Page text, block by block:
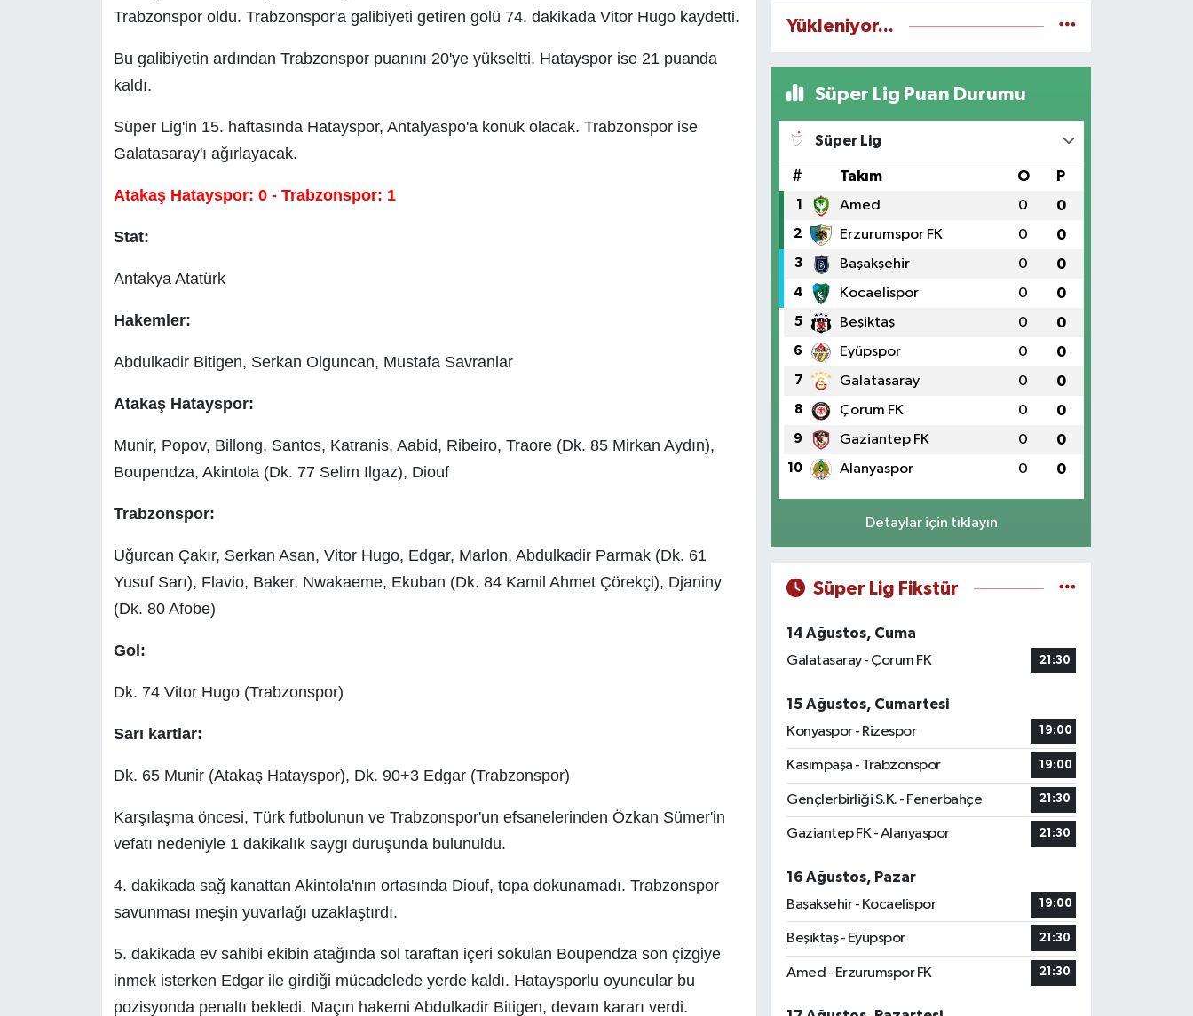
Trabzonspor oldu. Trabzonspor'a galibiyeti getiren golü 74. dakikada Vitor Hugo kaydetti.
Bu galibiyetin ardından Trabzonspor puanını 20'ye yükseltti. Hatayspor ise 21 puanda
kaldı.
Süper Lig'in 15. haftasında Hatayspor, Antalyaspo'a konuk olacak. Trabzonspor ise
Galatasaray'ı ağırlayacak.
Atakaş Hatayspor: 0 - Trabzonspor: 1
Stat:
Antakya Atatürk
Hakemler:
Abdulkadir Bitigen, Serkan Olguncan, Mustafa Savranlar
Atakaş Hatayspor:
Munir, Popov, Billong, Santos, Katranis, Aabid, Ribeiro, Traore (Dk. 85 Mirkan Aydın),
Boupendza, Akintola (Dk. 77 Selim Ilgaz), Diouf
Trabzonspor:
Uğurcan Çakır, Serkan Asan, Vitor Hugo, Edgar, Marlon, Abdulkadir Parmak (Dk. 61
Yusuf Sarı), Flavio, Baker, Nwakaeme, Ekuban (Dk. 84 Kamil Ahmet Çörekçi), Djaniny
(Dk. 80 Afobe)
Gol:
Dk. 74 Vitor Hugo (Trabzonspor)
Sarı kartlar:
Dk. 65 Munir (Atakaş Hatayspor), Dk. 90+3 Edgar (Trabzonspor)
Karşılaşma öncesi, Türk futbolunun ve Trabzonspor'un efsanelerinden Özkan Sümer'in
vefatı nedeniyle 1 dakikalık saygı duruşunda bulunuldu.
4. dakikada sağ kanattan Akintola'nın ortasında Diouf, topa dokunamadı. Trabzonspor
savunması meşin yuvarlağı uzaklaştırdı.
5. dakikada ev sahibi ekibin atağında sol taraftan içeri sokulan Boupendza son çizgiye
inmek isterken Edgar ile girdiği mücadelede yerde kaldı. Hataysporlu oyuncular bu
pozisyonda penaltı bekledi. Maçın hakemi Abdulkadir Bitigen, devam kararı verdi.
Yükleniyor...
Süper Lig Puan Durumu
Süper Lig
# Takım O P
1 Amed 0 0
2 Erzurumspor FK 0 0
3 Başakşehir 0 0
4 Kocaelispor 0 0
5 Beşiktaş 0 0
6 Eyüpspor 0 0
7 Galatasaray 0 0
8 Çorum FK 0 0
9 Gaziantep FK 0 0
10 Alanyaspor 0 0
Detaylar için tıklayın
Süper Lig Fikstür
14 Ağustos, Cuma
Galatasaray - Çorum FK
21:30
15 Ağustos, Cumartesi
Konyaspor - Rizespor
19:00
Kasımpaşa - Trabzonspor 19:00
Gençlerbirliği S.K. - Fenerbahçe 21:30
Gaziantep FK - Alanyaspor 21:30
16 Ağustos, Pazar
Başakşehir - Kocaelispor
19:00
Beşiktaş - Eyüpspor 21:30
Amed - Erzurumspor FK 21:30